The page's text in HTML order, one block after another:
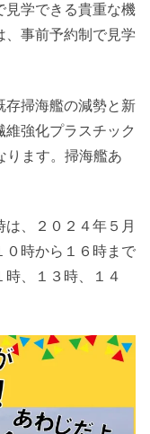
見学できる貴重な機
、事前予約制で見学
存掃海艦の減勢と新
強化プラスチック
ります。掃海艦あ
、２０２４年５月
０時から１６時まで
時、１３時、１４